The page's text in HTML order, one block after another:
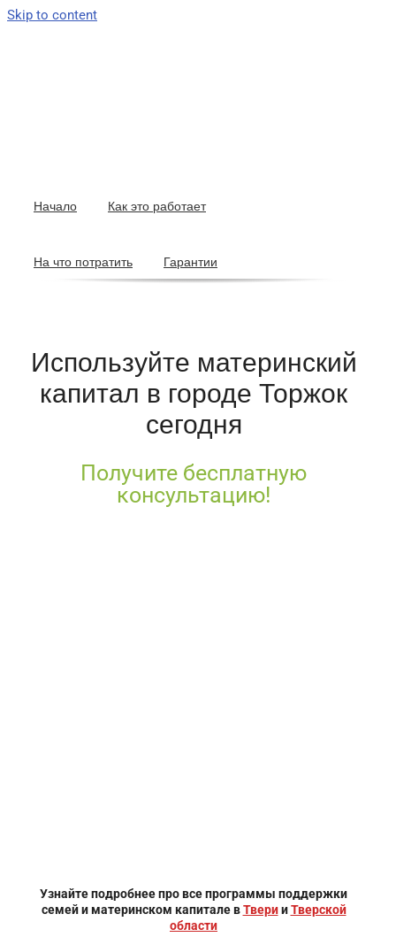
Skip to content
Начало Как это работает
На что потратить Гарантии
Используйте материнский
капитал в городе Торжок
сегодня
Получите бесплатную
консультацию!
Узнайте подробнее про все программы поддержки
семей и материнском капитале вТверииТверской
области